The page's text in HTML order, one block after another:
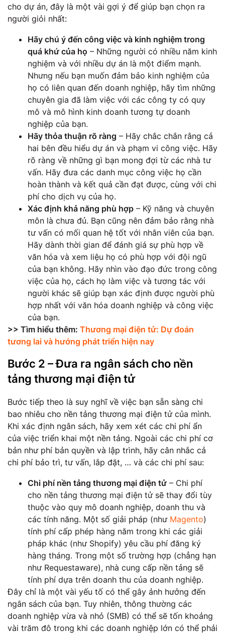
cho dự án, đây là một vài gợi ý để giúp bạn chọn ra
người giỏi nhất:
Hãy chú ý đến công việc và kinh nghiệm trong
quá khứ của họ – Những người có nhiều năm kinh
nghiệm và với nhiều dự án là một điểm mạnh.
Nhưng nếu bạn muốn đảm bảo kinh nghiệm của
họ có liên quan đến doanh nghiệp, hãy tìm những
chuyên gia đã làm việc với các công ty có quy
mô và mô hình kinh doanh tương tự doanh
nghiệp của bạn.
Hãy thỏa thuận rõ ràng – Hãy chắc chắn rằng cả
hai bên đều hiểu dự án và phạm vi công việc. Hãy
rõ ràng về những gì bạn mong đợi từ các nhà tư
vấn. Hãy đưa các danh mục công việc họ cần
hoàn thành và kết quả cần đạt được, cùng với chi
phí cho dịch vụ của họ.
Xác định khả năng phù hợp – Kỹ năng và chuyên
môn là chưa đủ. Bạn cũng nên đảm bảo rằng nhà
tư vấn có mối quan hệ tốt với nhân viên của bạn.
Hãy dành thời gian để đánh giá sự phù hợp về
văn hóa và xem liệu họ có phù hợp với đội ngũ
của bạn không. Hãy nhìn vào đạo đức trong công
việc của họ, cách họ làm việc và tương tác với
người khác sẽ giúp bạn xác định được người phù
hợp nhất với văn hóa doanh nghiệp và công việc
của bạn.
>> Tìm hiểu thêm: Thương mại điện tử: Dự đoán
tương lai và hướng phát triển hiện nay
Bước 2 – Đưa ra ngân sách cho nền
tảng thương mại điện tử
Bước tiếp theo là suy nghĩ về việc bạn sẵn sàng chi
bao nhiêu cho nền tảng thương mại điện tử của mình.
Khi xác định ngân sách, hãy xem xét các chi phí ẩn
của việc triển khai một nền tảng. Ngoài các chi phí cơ
bản như phí bản quyền và lập trình, hãy cân nhắc cả
chi phí bảo trì, tư vấn, lắp đặt, … và các chi phí sau:
Chi phí nền tảng thương mại điện tử – Chi phí
cho nền tảng thương mại điện tử sẽ thay đổi tùy
thuộc vào quy mô doanh nghiệp, doanh thu và
các tính năng. Một số giải pháp (như Magento)
tính phí cấp phép hàng năm trong khi các giải
pháp khác (như Shopify) yêu cầu phí đăng ký
hàng tháng. Trong một số trường hợp (chẳng hạn
như Requestaware), nhà cung cấp nền tảng sẽ
tính phí dựa trên doanh thu của doanh nghiệp.
Đây chỉ là một vài yếu tố có thể gây ảnh hưởng đến
ngân sách của bạn. Tuy nhiên, thông thường các
doanh nghiệp vừa và nhỏ (SMB) có thể sẽ tốn khoảng
vài trăm đô trong khi các doanh nghiệp lớn có thể phải